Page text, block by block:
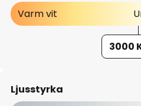
Varm vit
3000
Ljusstyrka